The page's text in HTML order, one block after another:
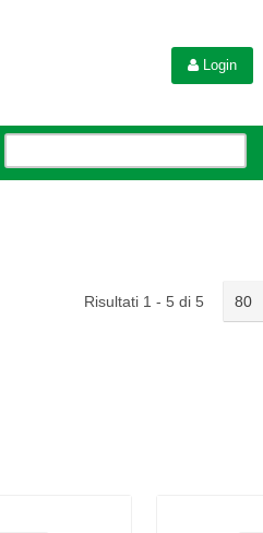
Login
Risultati 1 - 5 di 5 80